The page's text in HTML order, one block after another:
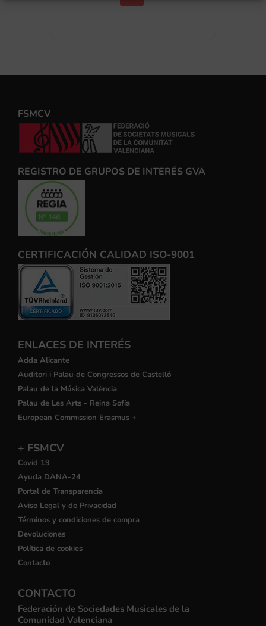
FSMCV
REGISTRO DE GRUPOS DE INTERÉS GVA
CERTIFICACIÓN CALIDAD ISO-9001
ENLACES DE INTERÉS
Adda Alicante
Auditori i Palau de Congressos de Castelló
Palau de la Música València
Palau de Les Arts - Reina Sofía
European Commission Erasmus +
+ FSMCV
Covid 19
Ayuda DANA-24
Portal de Transparencia
Aviso Legal y de Privacidad
Términos y condiciones de compra
Devoluciones
Política de cookies
Contacto
CONTACTO
Federación de Sociedades Musicales de la
Comunidad Valenciana